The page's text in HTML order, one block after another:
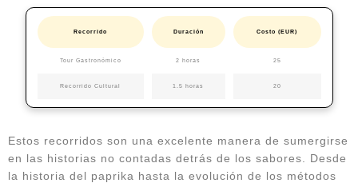
Recorrido Duración Costo (EUR)
Tour Gastronómico 2 horas 25
Recorrido Cultural 1.5 horas 20
Estos recorridos son una excelente manera de sumergirse
en las historias no contadas detrás de los sabores. Desde
la historia del paprika hasta la evolución de los métodos